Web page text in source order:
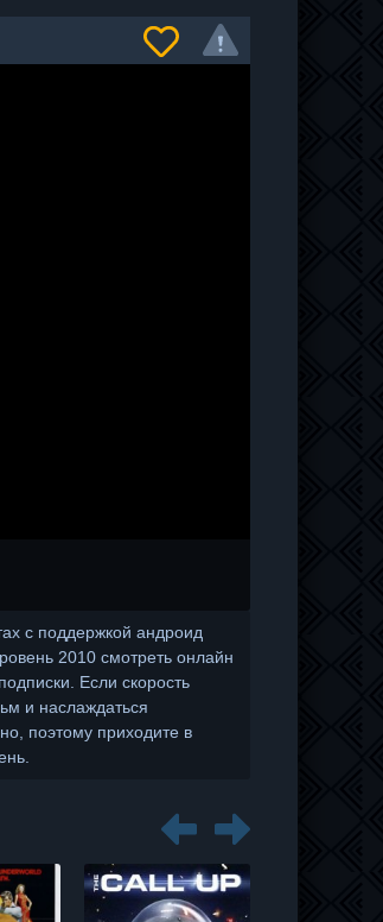
с поддержкой андроид
2010 смотреть онлайн
Если скорость
и наслаждаться
поэтому приходите в